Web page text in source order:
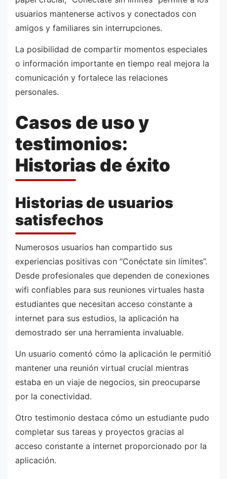
usuarios mantenerse activos y conectados con
amigos y familiares sin interrupciones.
La posibilidad de compartir momentos especiales
o información importante en tiempo real mejora la
comunicación y fortalece las relaciones
personales.
Casos de uso y
testimonios:
Historias de éxito
Historias de usuarios
satisfechos
Numerosos usuarios han compartido sus
experiencias positivas con “Conéctate sin límites”.
Desde profesionales que dependen de conexiones
wifi confiables para sus reuniones virtuales hasta
estudiantes que necesitan acceso constante a
internet para sus estudios, la aplicación ha
demostrado ser una herramienta invaluable.
Un usuario comentó cómo la aplicación le permitió
mantener una reunión virtual crucial mientras
estaba en un viaje de negocios, sin preocuparse
por la conectividad.
Otro testimonio destaca cómo un estudiante pudo
completar sus tareas y proyectos gracias al
acceso constante a internet proporcionado por la
aplicación.